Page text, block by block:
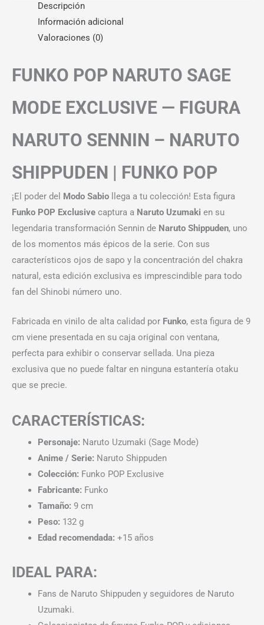
Descripción
Información adicional
Valoraciones (0)
FUNKO POP NARUTO SAGE
MODE EXCLUSIVE — FIGURA
NARUTO SENNIN – NARUTO
SHIPPUDEN | FUNKO POP
¡El poder del Modo Sabio llega a tu colección! Esta figura
Funko POP Exclusive captura a Naruto Uzumaki en su
legendaria transformación Sennin de Naruto Shippuden, uno
de los momentos más épicos de la serie. Con sus
característicos ojos de sapo y la concentración del chakra
natural, esta edición exclusiva es imprescindible para todo
fan del Shinobi número uno.
Fabricada en vinilo de alta calidad por Funko, esta figura de 9
cm viene presentada en su caja original con ventana,
perfecta para exhibir o conservar sellada. Una pieza
exclusiva que no puede faltar en ninguna estantería otaku
que se precie.
CARACTERÍSTICAS:
Personaje: Naruto Uzumaki (Sage Mode)
Anime / Serie: Naruto Shippuden
Colección: Funko POP Exclusive
Fabricante: Funko
Tamaño: 9 cm
Peso: 132 g
Edad recomendada: +15 años
IDEAL PARA:
Fans de Naruto Shippuden y seguidores de Naruto
Uzumaki.